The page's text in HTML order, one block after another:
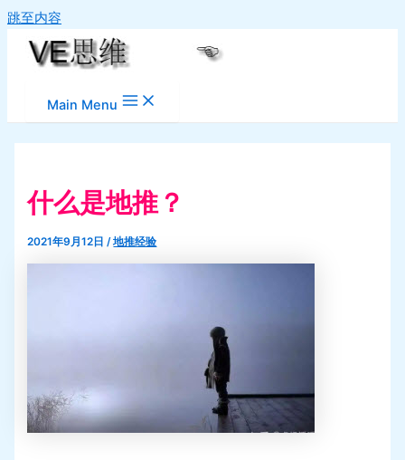
跳至内容
Main Menu
什么是地推？
2021年9月12日/地推经验